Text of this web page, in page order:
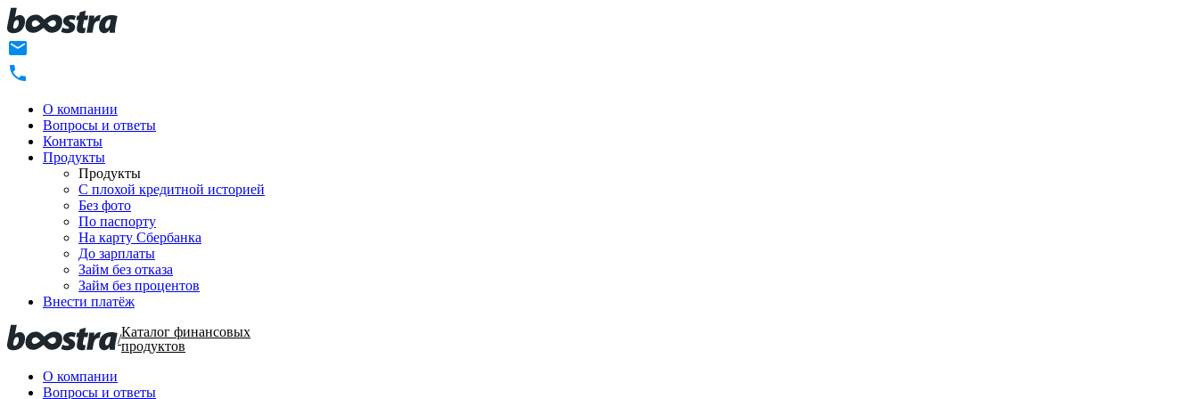
О компании
Вопросы и ответы
Контакты
Продукты
Продукты
C плохой кредитной историей
Без фото
По паспорту
На карту Сбербанка
До зарплаты
Займ без отказа
Займ без процентов
Внести платёж
/Каталог финансовых
продуктов
О компании
Вопросы и ответы